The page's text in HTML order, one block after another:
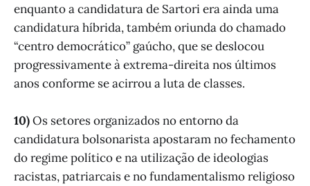
enquanto a candidatura de Sartori era ainda uma
candidatura híbrida, também oriunda do chamado
“centro democrático” gaúcho, que se deslocou
progressivamente à extrema-direita nos últimos
anos conforme se acirrou a luta de classes.
10)Os setores organizados no entorno da
candidatura bolsonarista apostaram no fechamento
do regime político e na utilização de ideologias
racistas, patriarcais e no fundamentalismo religioso